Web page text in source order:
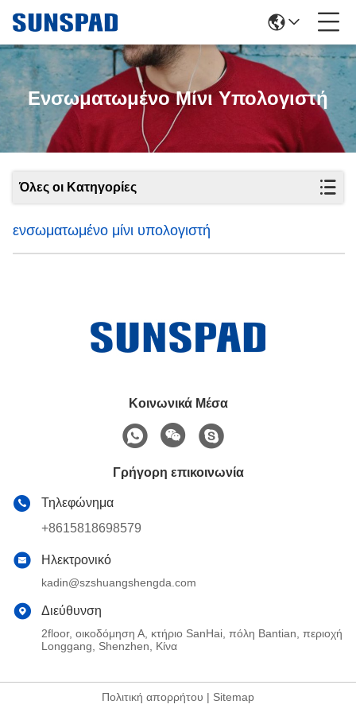
Ενσωματωμένο Μίνι Υπολογιστή
Όλες οι Κατηγορίες
ενσωματωμένο μίνι υπολογιστή
Κοινωνικά Μέσα
Γρήγορη επικοινωνία
Τηλεφώνημα
+8615818698579
Ηλεκτρονικό
kadin@szshuangshengda.com
Διεύθυνση
2floor, οικοδόμηση Α, κτήριο SanHai, πόλη Bantian, περιοχή
Longgang, Shenzhen, Κίνα
Πολιτική απορρήτου | Sitemap